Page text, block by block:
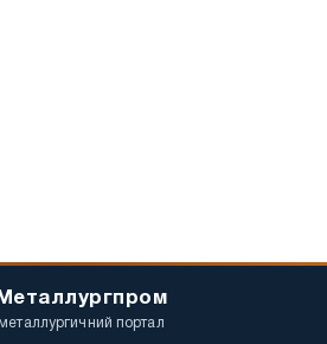
металлургичний портал